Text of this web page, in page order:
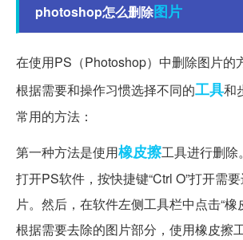
photoshop怎么删除图片
在使用PS（Photoshop）中删除图片的
根据需要和操作习惯选择不同的工具和
常用的方法：
第一种方法是使用橡皮擦工具进行删除
打开PS软件，按快捷键“Ctrl O”打开需
片。然后，在软件左侧工具栏中点击“橡
根据需要去除的图片部分，使用橡皮擦